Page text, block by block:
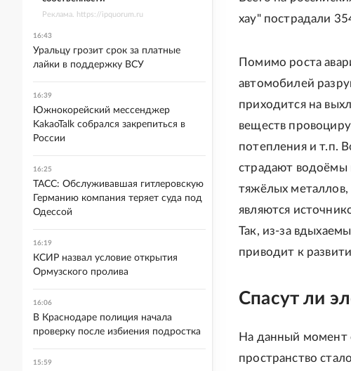
хау" пострадали
Помимо роста
автомобилей
приходится на
веществ
потепления и т.п.
страдают водоёмы
тяжёлых металлов,
являются
Так, из-за
приводит к
Спасут ли
На данный момент
пространство
Реклама. https://ipquorum.ru
16:43
Уральцу грозит срок за платные
лайки в поддержку ВСУ
16:39
Южнокорейский мессенджер
KakaoTalk собрался закрепиться в
России
16:25
ТАСС: Обслуживавшая гитлеровскую
Германию компания теряет суда под
Одессой
16:19
КСИР назвал условие открытия
Ормузского пролива
16:06
В Краснодаре полиция начала
проверку после избиения подростка
15:59